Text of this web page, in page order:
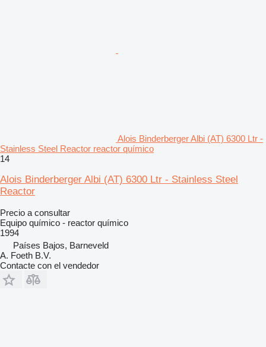
Alois Binderberger Albi (AT) 6300 Ltr -
Stainless Steel Reactor reactor químico
14
Alois Binderberger Albi (AT) 6300 Ltr - Stainless Steel
Reactor
Precio a consultar
Equipo químico - reactor químico
1994
Países Bajos, Barneveld
A. Foeth B.V.
Contacte con el vendedor